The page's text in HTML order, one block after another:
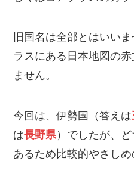
旧国名は全部とはいい
ラスにある日本地図の
ません。
今回は、伊勢国（答えは
は長野県）でしたが、
あるため比較的やさしめ